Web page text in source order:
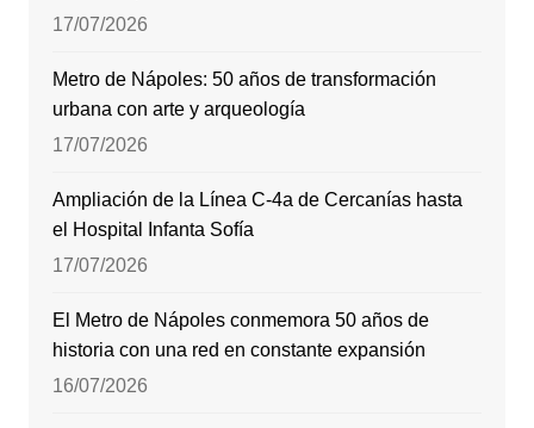
17/07/2026
Metro de Nápoles: 50 años de transformación
urbana con arte y arqueología
17/07/2026
Ampliación de la Línea C-4a de Cercanías hasta
el Hospital Infanta Sofía
17/07/2026
El Metro de Nápoles conmemora 50 años de
historia con una red en constante expansión
16/07/2026